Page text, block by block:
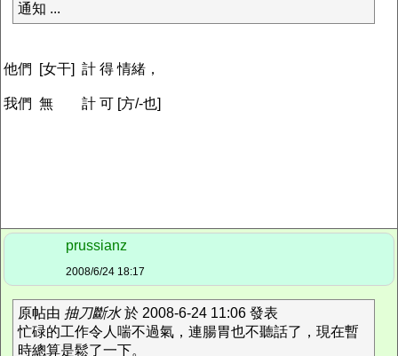
通知 ...
他們 [女干] 計 得 情緒，
我們 無 計 可 [方/-也]
prussianz
2008/6/24 18:17
原帖由 抽刀斷水於 2008-6-24 11:06 發表
忙碌的工作令人喘不過氣，連腸胃也不聽話了，現在暫
時總算是鬆了一下。